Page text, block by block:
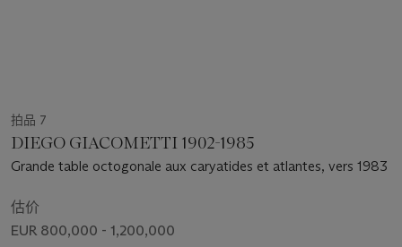
拍品 7
DIEGO GIACOMETTI 1902-1985
Grande table octogonale aux caryatides et atlantes, vers 1983
估价
EUR 800,000 - 1,200,000